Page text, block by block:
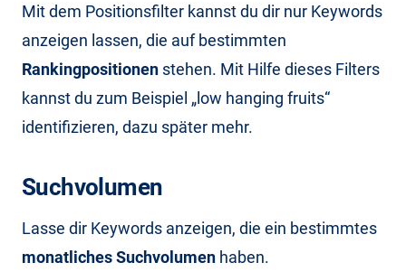
Mit dem Positionsfilter kannst du dir nur Keywords
anzeigen lassen, die auf bestimmten
Rankingpositionen stehen. Mit Hilfe dieses Filters
kannst du zum Beispiel „low hanging fruits“
identifizieren, dazu später mehr.
Suchvolumen
Lasse dir Keywords anzeigen, die ein bestimmtes
monatliches Suchvolumen haben.